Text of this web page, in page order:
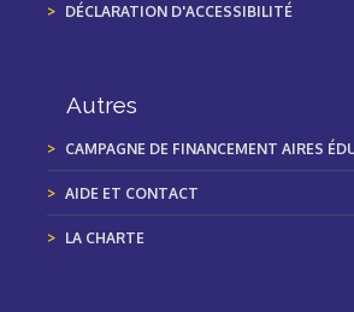
DÉCLARATION D'ACCESSIBILITÉ
Autres
CAMPAGNE DE FINANCEMENT AIRES
AIDE ET CONTACT
LA CHARTE